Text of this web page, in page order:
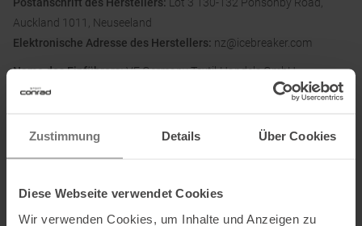
Zustimmung Details Über Cookies
Diese Webseite verwendet Cookies
Wir verwenden Cookies, um Inhalte und Anzeigen zu
Postanschrift des Herstellers: Lot 3 130-132 Ponsonby Road,
Auckland 1011, Neuseeland
Elektronische Adresse des Herstellers: nz@icebreaker.com
Name des Einführers:VF Germany Textil-Handels GmbH
Postanschrift des Einführers:
Walter-Gropius-Straße 23, 80807,
Elektronische Adresse des
Ausgezeichnet mit: